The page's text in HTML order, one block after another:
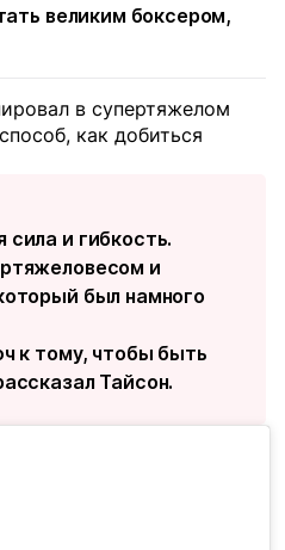
великим боксером,
в супертяжелом
как добиться
сила и гибкость.
и
был намного
к тому, чтобы быть
Тайсон.